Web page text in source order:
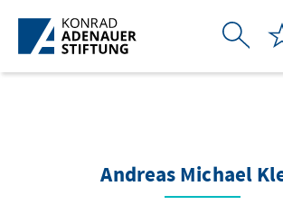
Saltar al contenido principal
Andreas Michael